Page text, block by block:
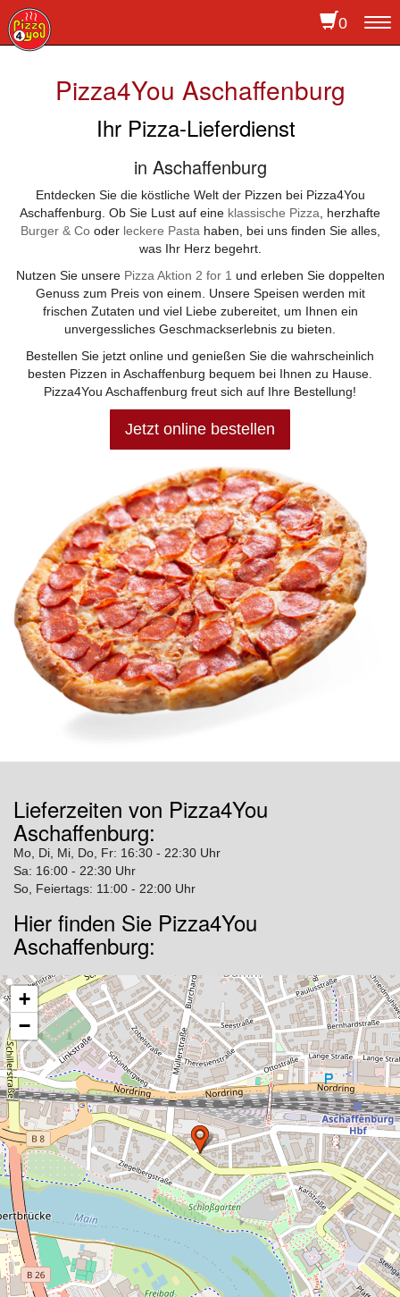
0
Pizza4You Aschaffenburg
Ihr Pizza-Lieferdienst
in Aschaffenburg
Entdecken Sie die köstliche Welt der Pizzen bei Pizza4You
Aschaffenburg. Ob Sie Lust auf eine klassische Pizza , herzhafte
Burger & Cooder leckere Pasta haben, bei uns finden Sie alles,
was Ihr Herz begehrt.
Nutzen Sie unsere Pizza Aktion 2 for 1 und erleben Sie doppelten
Genuss zum Preis von einem. Unsere Speisen werden mit
frischen Zutaten und viel Liebe zubereitet, um Ihnen ein
unvergessliches Geschmackserlebnis zu bieten.
Bestellen Sie jetzt online und genießen Sie die wahrscheinlich
besten Pizzen in Aschaffenburg bequem bei Ihnen zu Hause.
Pizza4You Aschaffenburg freut sich auf Ihre Bestellung!
Jetzt online bestellen
Lieferzeiten von Pizza4You
Aschaffenburg:
Mo, Di, Mi, Do, Fr: 16:30 - 22:30 Uhr
Sa: 16:00 - 22:30 Uhr
So, Feiertags: 11:00 - 22:00 Uhr
Hier finden Sie Pizza4You
Aschaffenburg:
+
−